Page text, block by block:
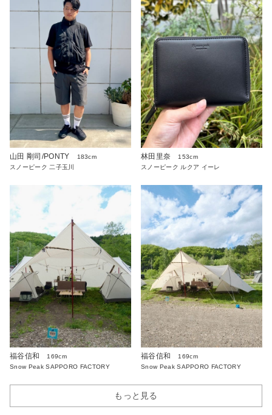
山田 剛司/PONTY
183cm
スノーピーク 二子玉川
林田里奈
153cm
スノーピーク ルクア イーレ
福谷信和
169cm
Snow Peak SAPPORO FACTORY
福谷信和
169cm
Snow Peak SAPPORO FACTORY
もっと見る